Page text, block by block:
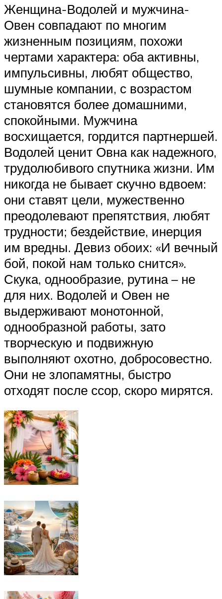
Женщина-Водолей и мужчина-
Овен совпадают по многим
жизненным позициям, похожи
чертами характера: оба активны,
импульсивны, любят общество,
шумные компании, с возрастом
становятся более домашними,
спокойными. Мужчина
восхищается, гордится партнершей.
Водолей ценит Овна как надежного,
трудолюбивого спутника жизни. Им
никогда не бывает скучно вдвоем:
они ставят цели, мужественно
преодолевают препятствия, любят
трудности; бездействие, инерция
им вредны. Девиз обоих: «И вечный
бой, покой нам только снится».
Скука, однообразие, рутина – не
для них. Водолей и Овен не
выдерживают монотонной,
однообразной работы, зато
творческую и подвижную
выполняют охотно, добросовестно.
Они не злопамятны, быстро
отходят после ссор, скоро мирятся.